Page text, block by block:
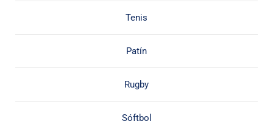
Tenis
Patín
Rugby
Sóftbol